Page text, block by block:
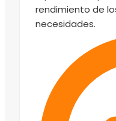
rendimiento de
necesidades.